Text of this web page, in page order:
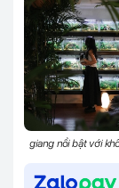
giang nổi bật với